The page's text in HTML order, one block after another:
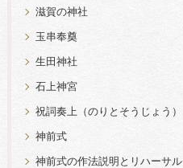
滋賀の神社
玉串奉奠
生田神社
石上神宮
祝詞奏上（のりとそうじょう）
神前式
神前式の作法説明とリハーサル